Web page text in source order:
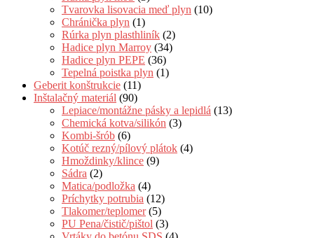
Tvarovka lisovacia meď plyn (10)
Chránička plyn (1)
Rúrka plyn plasthliník (2)
Hadice plyn Marroy (34)
Hadice plyn PEPE (36)
Tepelná poistka plyn (1)
Geberit konštrukcie (11)
Inštalačný materiál (90)
Lepiace/montážne pásky a lepidlá (13)
Chemická kotva/silikón (3)
Kombi-šrób (6)
Kotúč rezný/pílový plátok (4)
Hmoždinky/klince (9)
Sádra (2)
Matica/podložka (4)
Príchytky potrubia (12)
Tlakomer/teplomer (5)
PU Pena/čistič/pištol (3)